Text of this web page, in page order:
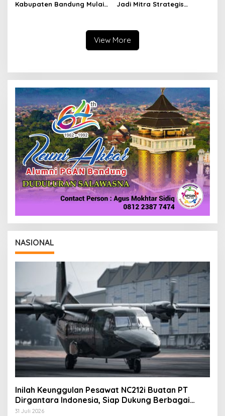
Kabupaten Bandung Mulai
Jadi Mitra Strategis
View More
NASIONAL
Inilah Keunggulan Pesawat NC212i Buatan PT
Dirgantara Indonesia, Siap Dukung Berbagai
Operasi TNI
31 Juli 2026